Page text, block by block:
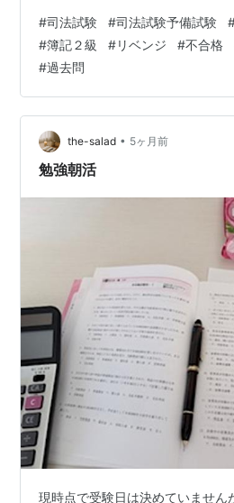
問 １４／２０ 第４問 １７／２８
７１／１００ でした。前回の６８
果です。 でも、受かれば勝ちです
範囲をおさらいすると （１回目
建物火災、等（忘れてしまいまし
等…
#司法試験 #司法試験予備試験
#簿記２級 #リベンジ #不合格
#過去問
the-salad • 5ヶ月前
勉強朝活
現時点で受験日は決めていません